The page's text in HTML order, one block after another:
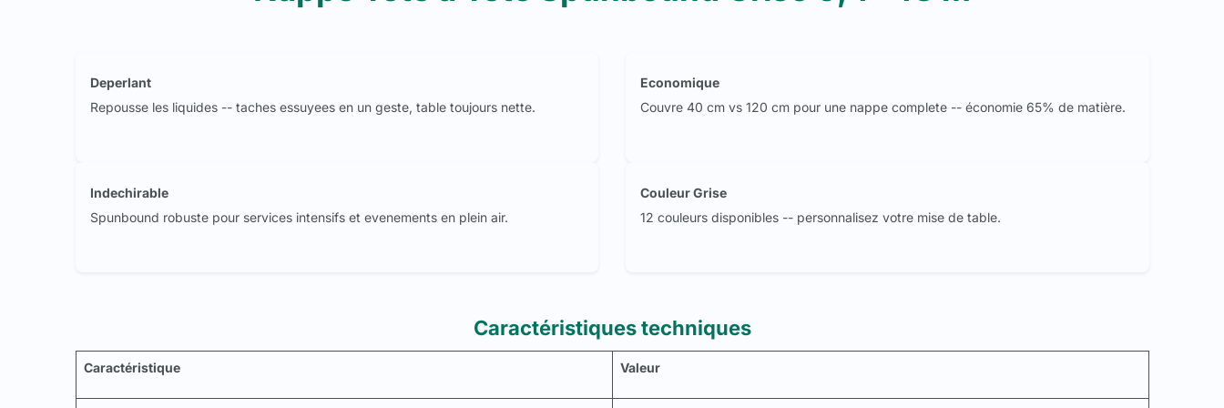
Deperlant
Repousse les liquides -- taches essuyees en un geste, table toujours nette.
Economique
Couvre 40 cm vs 120 cm pour une nappe complete -- économie 65% de matière.
Indechirable
Spunbound robuste pour services intensifs et evenements en plein air.
Couleur Grise
12 couleurs disponibles -- personnalisez votre mise de table.
Caractéristiques techniques
Caractéristique Valeur